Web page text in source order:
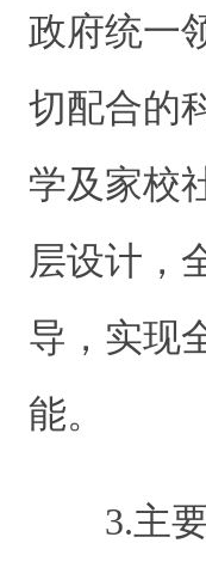
政府统一
切配合的
学及家校
层设计，
导，实现
能。
3.主